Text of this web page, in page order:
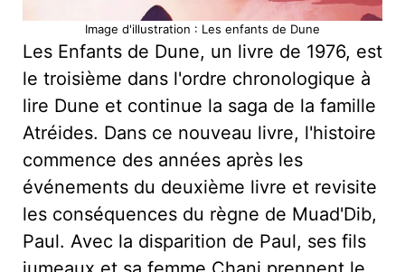
Image d'illustration : Les enfants de Dune
Les Enfants de Dune, un livre de 1976, est
le troisième dans l'ordre chronologique à
lire Dune et continue la saga de la famille
Atréides. Dans ce nouveau livre, l'histoire
commence des années après les
événements du deuxième livre et revisite
les conséquences du règne de Muad'Dib,
Paul. Avec la disparition de Paul, ses fils